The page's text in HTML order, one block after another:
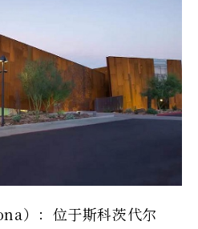
）：位于斯科茨代尔